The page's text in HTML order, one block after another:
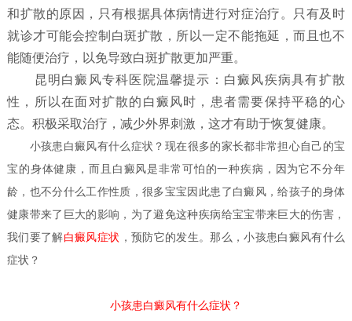
和扩散的原因，只有根据具体病情进行对症治疗。只有及时
就诊才可能会控制白斑扩散，所以一定不能拖延，而且也不
能随便治疗，以免导致白斑扩散更加严重。
昆明白癜风专科医院温馨提示：白癜风疾病具有扩散
性，所以在面对扩散的白癜风时，患者需要保持平稳的心
态。积极采取治疗，减少外界刺激，这才有助于恢复健康。
小孩患白癜风有什么症状？ 现在很多的家长都非常担心自己的宝
宝的身体健康，而且白癜风是非常可怕的一种疾病，因为它不分年
龄，也不分什么工作性质，很多宝宝因此患了白癜风，给孩子的身体
健康带来了巨大的影响，为了避免这种疾病给宝宝带来巨大的伤害，
我们要了解白癜风症状 ，预防它的发生。那么，小孩患白癜风有什么
症状？
小孩患白癜风有什么症状？